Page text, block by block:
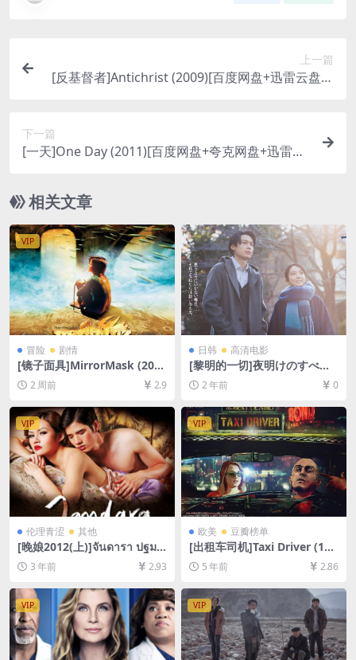
上一篇
[反基督者]Antichrist (2009)[百度网盘+迅雷云盘资
下一篇
[一天]One Day (2011)[百度网盘+夸克网盘+迅雷云
幕]
相关文章
VIP
冒险 剧情
[镜子面具]MirrorMask (200
5)[百度网盘+夸克网盘1080P
超清未删减资源][网盘在线播
幕]
2 周前 2.9
日韩 高清电影
[黎明的一切]夜明けのすべて
(2024)[百度网盘+夸克网盘10
80P超清未删减资源][网盘在
文字幕]
2 年前 0
VIP
伦理青涩 其他
[晚娘2012(上)]จันดารา ปฐมบ
ท (2012)[百度网盘+迅雷云盘
资源1080P超清未删减][MP4/
8GB][中英字幕]
3 年前 2.93
VIP
欧美 豆瓣榜单
[出租车司机]Taxi Driver (197
6)[百度网盘+夸克网盘+迅雷云
盘资源1080P超清未删减][MP
4/7.2GB][中英字幕]
5 年前 2.86
VIP VIP